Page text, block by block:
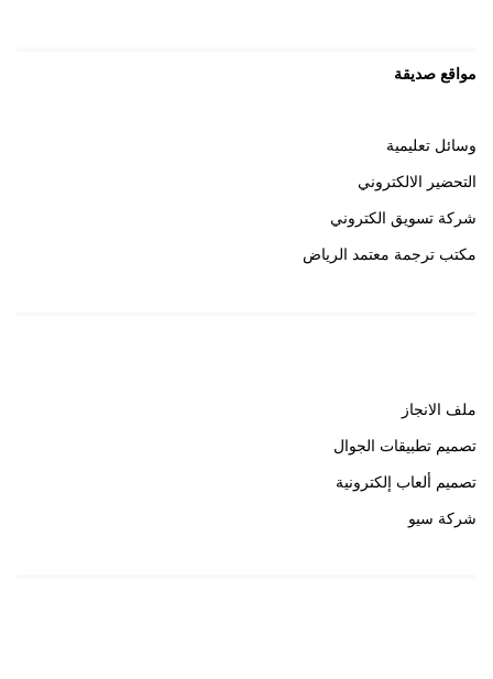
مواقع صديقة
وسائل تعليمية
التحضير الالكتروني
شركة تسويق الكتروني
مكتب ترجمة معتمد الرياض
ملف الانجاز
تصميم تطبيقات الجوال
تصميم ألعاب إلكترونية
شركة سيو